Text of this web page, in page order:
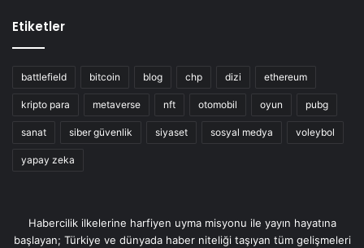
Etiketler
battlefield bitcoin blog chp dizi ethereum
kripto para metaverse nft otomobil oyun pubg
sanat siber güvenlik siyaset sosyal medya voleybol
yapay zeka
Habercilik ilkelerine harfiyen uyma misyonu ile yayın hayatına
başlayan; Türkiye ve dünyada haber niteliği taşıyan tüm gelişmeleri